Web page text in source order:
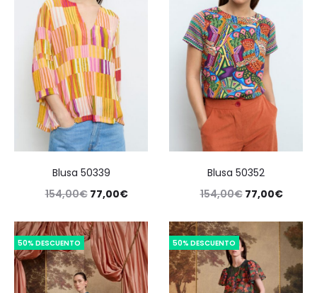
Blusa 50339
154,00€ 77,00€
Blusa 50352
154,00€ 77,00€
50% DESCUENTO 50% DESCUENTO